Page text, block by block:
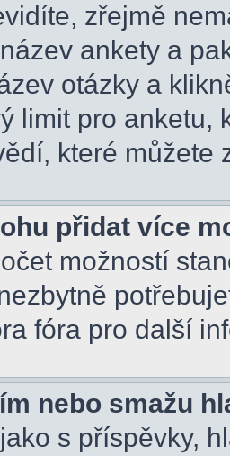
zřejmě
ankety a
otázky a
limit pro anketu,
které můžete
přidat více
možností
fóra pro další
nebo smažu
s příspěvky,